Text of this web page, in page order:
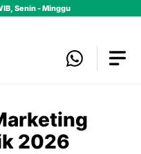
Senin - Minggu
2026